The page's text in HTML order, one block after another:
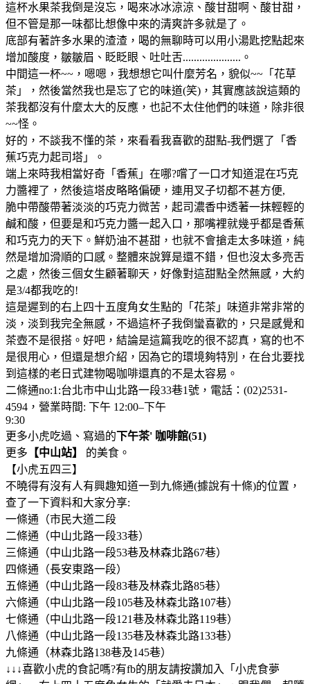
這杯水果茶我倒是沒忘，喝來冰冰涼涼、酸甘甜啊、酸甘甜，
但不管是那一味都比想像中來的清爽許多就是了。
底部有著許多水果的渣渣，喝的無聊時可以用小湯匙挖點起來
增加酸度，皺皺眉、眨眨眼、吐吐舌.....................。
中間這一杯~~，嗯嗯，我想想它叫什麼芳名，貌似~~「花草
茶」，然後當然我也是忘了它的味道(笑)，其實應該說這類的
茶我都沒有什麼太大的反應，也記不太住他們的味道，除非很
~~怪。
好的，不談我不懂的茶，來看看我喜歡的甜點-我們選了「香
蕉巧克力起司塔」。
端上來時我相當好奇「香蕉」在哪?嚐了一口才知道混在巧克
力醬裡了，然後這塔皮略略偏硬，連用叉子切都不甚方便,
脆中帶酸帶著淡淡的巧克力微苦，起司濃香中透著一抹輕輕的
鹹和酸，但要是和巧克力醬一起入口，那嘴裡就幾乎都是香蕉
和巧克力的天下。鮮奶油不甚甜，也就不會搶走太多味道，純
然是增加滑順的口感。整體來說算是還不錯，但也沒太多亮舌
之處，然後三個女生顧著聊天，好像對這甜點全然無感，大約
是3/4都我吃的!
這是遲到的右上四十五度角女生點的「花茶」味道非常非常的
淡，淡到我完全無感，不過這杯子我倒蠻喜歡的，只是感覺和
茶壺不是很搭。好吧，結論是這篇我吃的很不認真，寫的也不
是很用心，但還是想介紹，因為它的環境夠特別，在台北要找
到這樣的老日式建物喝咖啡還真的不是太容易。
二條通no:1:台北市中山北路一段33巷1號，電話：(02)2531-
4594，營業時間: 下午 12:00–下午
9:30
更多小虎吃過、寫過的下午茶' 咖啡館(51)
更多 【中山站】 的美食。
【小虎五四三】
不曉得有沒有人有興趣知道一到九條通(據說有十條)的位置，
查了一下資料和大家分享:
一條通（市民大道二段
二條通（中山北路一段33巷）
三條通（中山北路一段53巷及林森北路67巷）
四條通（長安東路一段）
五條通（中山北路一段83巷及林森北路85巷）
六條通（中山北路一段105巷及林森北路107巷）
七條通（中山北路一段121巷及林森北路119巷）
八條通（中山北路一段135巷及林森北路133巷）
九條通（林森北路138巷及145巷）
↓↓↓喜歡小虎的食記嗎?有fb的朋友請按讚加入「小虎食夢